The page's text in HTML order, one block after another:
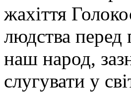
жахіття
людства перед
наш народ,
слугувати у